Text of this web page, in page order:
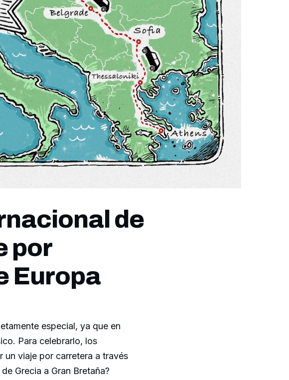
de
por
Europa
especial, ya que en
Para celebrarlo, los
un viaje por carretera a través
Grecia a Gran Bretaña?